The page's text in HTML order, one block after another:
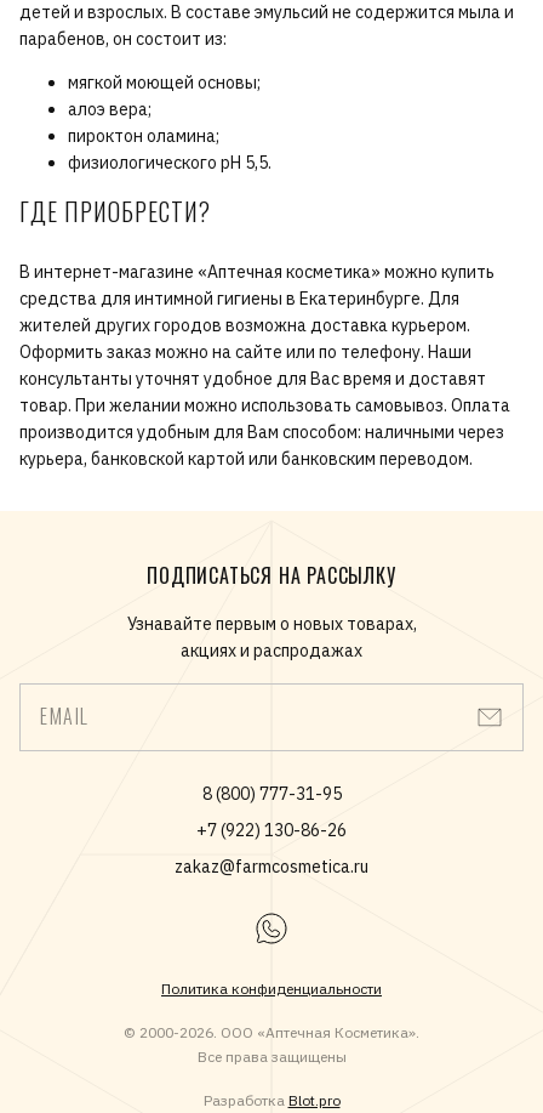
детей и взрослых. В составе эмульсий не содержится мыла и
парабенов, он состоит из:
мягкой моющей основы;
алоэ вера;
пироктон оламина;
физиологического рН 5,5.
ГДЕ ПРИОБРЕСТИ?
В интернет-магазине «Аптечная косметика» можно купить
средства для интимной гигиены в Екатеринбурге. Для
жителей других городов возможна доставка курьером.
Оформить заказ можно на сайте или по телефону. Наши
консультанты уточнят удобное для Вас время и доставят
товар. При желании можно использовать самовывоз. Оплата
производится удобным для Вам способом: наличными через
курьера, банковской картой или банковским переводом.
ПОДПИСАТЬСЯ НА РАССЫЛКУ
Узнавайте первым о новых товарах,
акциях и распродажах
EMAIL
8 (800) 777-31-95
+7 (922) 130-86-26
zakaz@farmcosmetica.ru
Политика конфиденциальности
© 2000-2026. ООО «Аптечная Косметика».
Все права защищены
Разработка Blot.pro